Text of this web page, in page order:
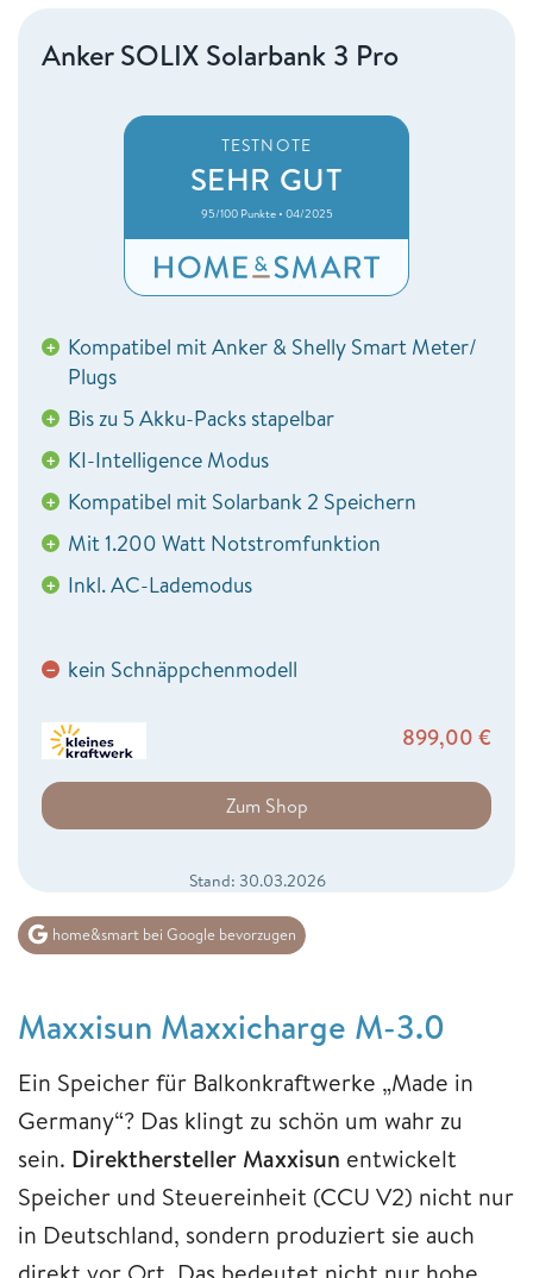
Anker SOLIX Solarbank 3 Pro
TESTNOTE
SEHR GUT
95/100 Punkte • 04/2025
+ Kompatibel mit Anker & Shelly Smart Meter/
Plugs
+ Bis zu 5 Akku-Packs stapelbar
+ KI-Intelligence Modus
+ Kompatibel mit Solarbank 2 Speichern
+ Mit 1.200 Watt Notstromfunktion
+ Inkl. AC-Lademodus
− kein Schnäppchenmodell
899,00 €
Zum Shop
Stand: 30.03.2026
home&smart bei Google bevorzugen
Maxxisun Maxxicharge M-3.0
Ein Speicher für Balkonkraftwerke „Made in
Germany“? Das klingt zu schön um wahr zu
sein. Direkthersteller Maxxisun entwickelt
Speicher und Steuereinheit (CCU V2) nicht nur
in Deutschland, sondern produziert sie auch